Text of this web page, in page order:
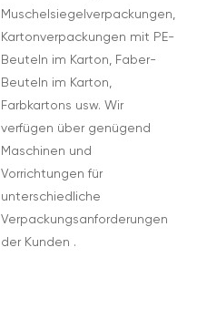
Muschelsiegelverpackungen,
Kartonverpackungen mit PE-
Beuteln im Karton, Faber-
Beuteln im Karton,
Farbkartons usw. Wir
verfügen über genügend
Maschinen und
Vorrichtungen für
unterschiedliche
Verpackungsanforderungen
der Kunden .